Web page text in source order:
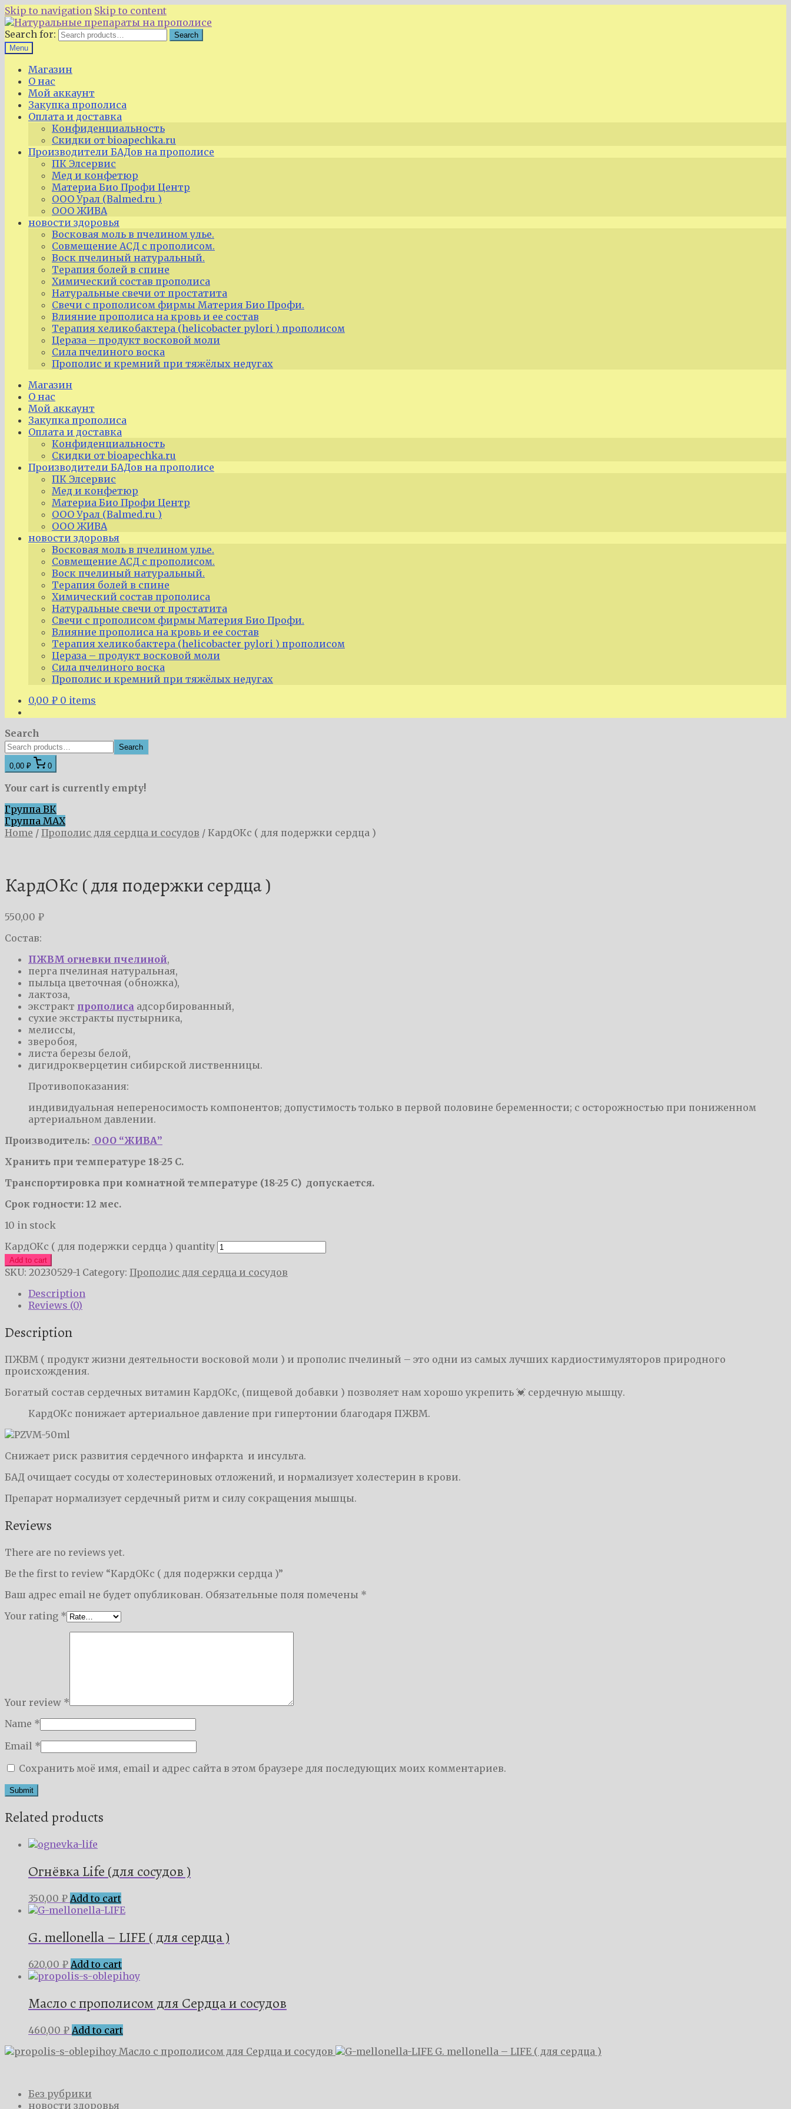
Skip to navigation Skip to content
Search for:
Search
Menu
Магазин
О нас
Мой аккаунт
Закупка прополиса
Оплата и доставка
Конфиденциальность
Скидки от bioapechka.ru
Производители БАДов на прополисе
ПК Элсервис
Мед и конфетюр
Материа Био Профи Центр
ООО Урал (Balmed.ru )
ООО ЖИВА
новости здоровья
Восковая моль в пчелином улье.
Совмещение АСД с прополисом.
Воск пчелиный натуральный.
Терапия болей в спине
Химический состав прополиса
Натуральные свечи от простатита
Свечи с прополисом фирмы Материя Био Профи.
Влияние прополиса на кровь и ее состав
Терапия хеликобактера (helicobacter pylori ) прополисом
Цераза – продукт восковой моли
Сила пчелиного воска
Прополис и кремний при тяжёлых недугах
Магазин
О нас
Мой аккаунт
Закупка прополиса
Оплата и доставка
Конфиденциальность
Скидки от bioapechka.ru
Производители БАДов на прополисе
ПК Элсервис
Мед и конфетюр
Материа Био Профи Центр
ООО Урал (Balmed.ru )
ООО ЖИВА
новости здоровья
Восковая моль в пчелином улье.
Совмещение АСД с прополисом.
Воск пчелиный натуральный.
Терапия болей в спине
Химический состав прополиса
Натуральные свечи от простатита
Свечи с прополисом фирмы Материя Био Профи.
Влияние прополиса на кровь и ее состав
Терапия хеликобактера (helicobacter pylori ) прополисом
Цераза – продукт восковой моли
Сила пчелиного воска
Прополис и кремний при тяжёлых недугах
0,00 ₽ 0 items
Search
Search
0,00 ₽ 0
Your cart is currently empty!
Группа ВК
Группа MAX
Home / Прополис для сердца и сосудов / КардОКс ( для подержки сердца )
КардОКс ( для подержки сердца )
550,00 ₽
Состав:
ПЖВМ огневки пчелиной,
перга пчелиная натуральная,
пыльца цветочная (обножка),
лактоза,
экстракт прополиса адсорбированный,
сухие экстракты пустырника,
мелиссы,
зверобоя,
листа березы белой,
дигидрокверцетин сибирской лиственницы.
Противопоказания:
индивидуальная непереносимость компонентов; допустимость только в первой половине беременности; с осторожностью при пониженном
артериальном давлении.
Производитель: ООО “ЖИВА”
Хранить при температуре 18-25 С.
Транспортировка при комнатной температуре (18-25 С) допускается.
Срок годности: 12 мес.
10 in stock
КардОКс ( для подержки сердца ) quantity
Add to cart
SKU: 20230529-1 Category: Прополис для сердца и сосудов
Description
Reviews (0)
Description
ПЖВМ ( продукт жизни деятельности восковой моли ) и прополис пчелиный – это одни из самых лучших кардиостимуляторов природного
происхождения.
Богатый состав сердечных витамин КардОКс, (пищевой добавки ) позволяет нам хорошо укрепить 💓 сердечную мышцу.
КардОКс понижает артериальное давление при гипертонии благодаря ПЖВМ.
Снижает риск развития сердечного инфаркта и инсульта.
БАД очищает сосуды от холестериновых отложений, и нормализует холестерин в крови.
Препарат нормализует сердечный ритм и силу сокращения мышцы.
Reviews
There are no reviews yet.
Be the first to review “КардОКс ( для подержки сердца )”
Ваш адрес email не будет опубликован. Обязательные поля помечены *
Your rating *
Your review *
Name *
Email *
Сохранить моё имя, email и адрес сайта в этом браузере для последующих моих комментариев.
Related products
Огнёвка Life (для сосудов )
350,00 ₽ Add to cart
G. mellonella – LIFE ( для сердца )
620,00 ₽ Add to cart
Масло с прополисом для Сердца и сосудов
460,00 ₽ Add to cart
Масло с прополисом для Сердца и сосудов
G. mellonella – LIFE ( для сердца )
Без рубрики
новости здоровья